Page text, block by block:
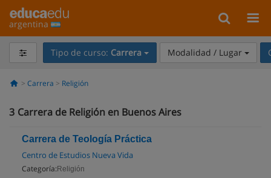
argentina
Tipo de curso: Carrera Modalidad / Lugar
Carrera Religión
3 Carrera de Religión en Buenos Aires
Carrera de Teología Práctica
Centro de Estudios Nueva Vida
Categoría: Religión